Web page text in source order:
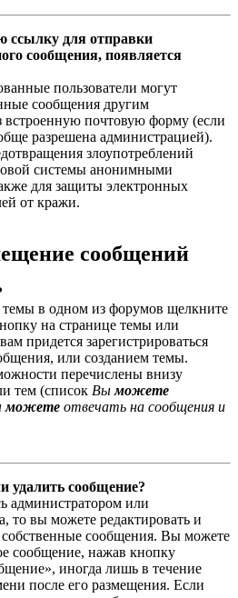
ссылку для отправки
сообщения, появляется
пользователи могут
сообщения другим
встроенную почтовую форму (если
разрешена администрацией).
злоупотреблений
системы анонимными
для защиты электронных
от кражи.
сообщений
темы в одном из форумов щелкните
на странице темы или
придется зарегистрироваться
или созданием темы.
перечислены внизу
тем (список Выможете
можете отвечать на сообщения и
удалить сообщение?
администратором или
то вы можете редактировать и
собственные сообщения. Вы можете
сообщение, нажав кнопку
иногда лишь в течение
после его размещения. Если